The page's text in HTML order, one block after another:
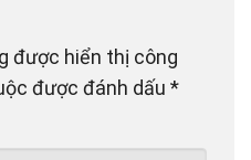
được hiển thị công
được đánh dấu *